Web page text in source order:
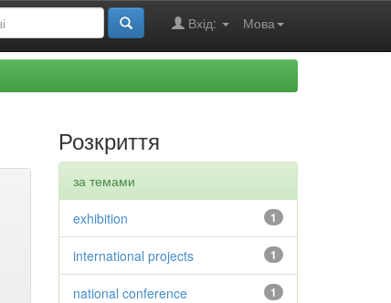
Мова
Вхід:
Розкриття
за темами
1
exhibition
1
international projects
1
national conference